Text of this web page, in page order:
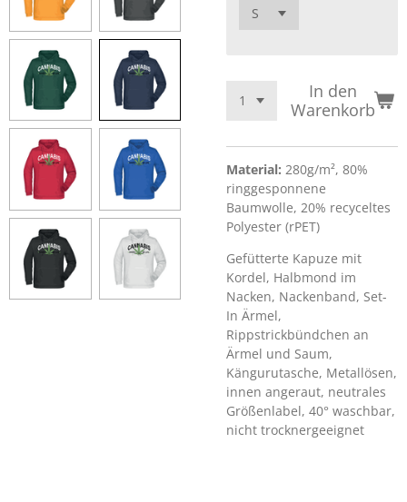
In den
Warenkorb
Material: 280g/m², 80%
ringgesponnene
Baumwolle, 20% recyceltes
Polyester (rPET)
Gefütterte Kapuze mit
Kordel, Halbmond im
Nacken, Nackenband, Set-
In Ärmel,
Rippstrickbündchen an
Ärmel und Saum,
Kängurutasche, Metallösen,
innen angeraut, neutrales
Größenlabel, 40° waschbar,
nicht trocknergeeignet